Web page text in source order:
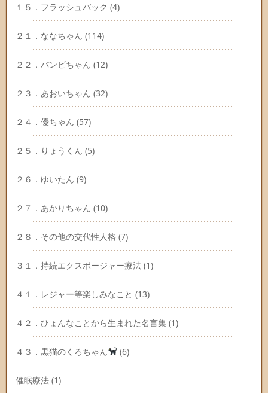
１５．フラッシュバック (4)
２１．ななちゃん (114)
２２．バンビちゃん (12)
２３．あおいちゃん (32)
２４．優ちゃん (57)
２５．りょうくん (5)
２６．ゆいたん (9)
２７．あかりちゃん (10)
２８．その他の交代性人格 (7)
３１．持続エクスポージャー療法 (1)
４１．レジャー等楽しみなこと (13)
４２．ひょんなことから生まれた名言集 (1)
４３．黒猫のくろちゃん (6)
催眠療法 (1)